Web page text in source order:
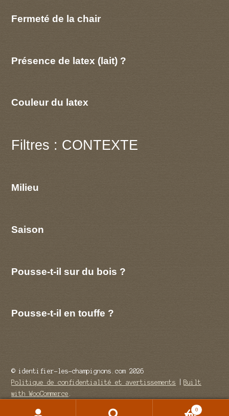
Fermeté de la chair
Présence de latex (lait) ?
Couleur du latex
Filtres : CONTEXTE
Milieu
Saison
Pousse-t-il sur du bois ?
Pousse-t-il en touffe ?
© identifier-les-champignons.com 2026
Politique de confidentialité et avertissements
Built
with WooCommerce
0